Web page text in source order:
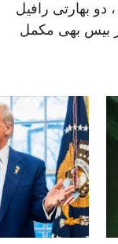
دو بھارتی رافیل
بیس بھی مکمل